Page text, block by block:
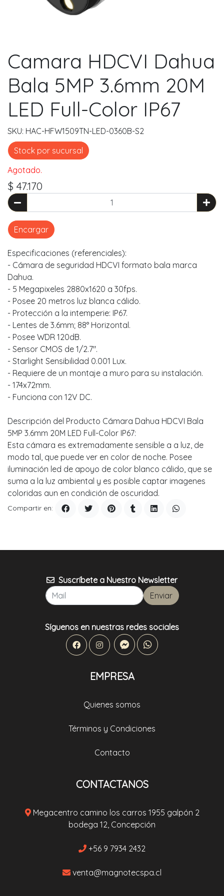
Camara HDCVI Dahua
Bala 5MP 3.6mm 20M
LED Full-Color IP67
SKU: HAC-HFW1509TN-LED-0360B-S2
Stock por sucursal
Agotado.
$ 47.170
Encargar
Especificaciones (referenciales):
- Cámara de seguridad HDCVI formato bala marca
Dahua.
- 5 Megapixeles 2880x1620 a 30fps.
- Posee 20 metros luz blanca cálido.
- Protección a la intemperie: IP67.
- Lentes de 3.6mm; 88° Horizontal.
- Posee WDR 120dB.
- Sensor CMOS de 1/2.7".
- Starlight Sensibilidad 0.001 Lux.
- Requiere de un montaje a muro para su instalación.
- 174x72mm.
- Funciona con 12V DC.
Descripción del Producto Cámara Dahua HDCVI Bala
5MP 3.6mm 20M LED Full-Color IP67:
Esta cámara es extremadamente sensible a a luz, de
modo tal, que puede ver en color de noche. Posee
iluminación led de apoyo de color blanco cálido, que se
suma a la luz ambiental y es posible captar imagenes
coloridas aun en condición de oscuridad.
Compartir en:
Suscríbete a Nuestro Newsletter
Enviar
Síguenos en nuestras redes sociales
EMPRESA
Quienes somos
Términos y Condiciones
Contacto
CONTACTANOS
Megacentro camino los carros 1955 galpón 2
bodega 12, Concepción
+56 9 7934 2432
venta@magnotecspa.cl